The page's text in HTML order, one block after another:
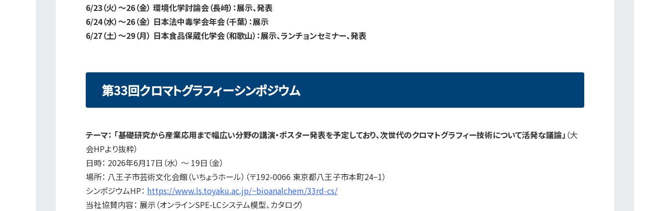
6/23（火）～26（金） 環境化学討論会（長﨑）：展示、発表
6/24（水）～26（金） 日本法中毒学会年会（千葉）：展示
6/27（土）～29（月） 日本食品保蔵化学会（和歌山）：展示、ランチョンセミナー、発表
第33回クロマトグラフィーシンポジウム
テーマ： 「基礎研究から産業応用まで幅広い分野の講演・ポスター発表を予定しており、次世代のクロマトグラフィー技術について活発な議論」 （大
会HPより抜粋）
日時： 2026年6月17日（水） ～ 19日（金）
場所： 八王子市芸術文化会館（いちょうホール）（〒192-0066 東京都八王子市本町24−1）
シンポジウムHP： https://www.ls.toyaku.ac.jp/~bioanalchem/33rd-cs/
当社協賛内容： 展示（オンラインSPE-LCシステム模型、カタログ）